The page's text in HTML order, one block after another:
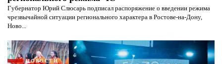
Губернатор Юрий Слюсарь подписал распоряжение о введении режима
чрезвычайной ситуации регионального характера в Ростове-на-Дону,
Ново...
НОВОСТИ